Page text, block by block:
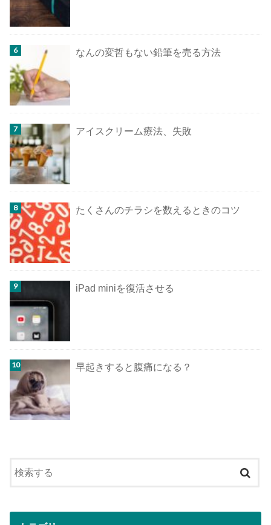
なんの変哲もない鉛筆を売る方法
アイスクリーム療法、失敗
たくさんのチラシを数えるときのコツ
iPad miniを復活させる
早起きすると腹痛になる？